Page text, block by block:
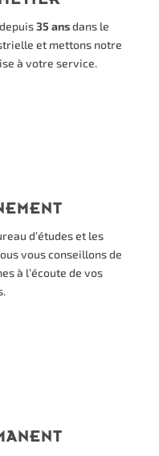
35 ansdans le
et mettons notre
à votre service.
d’études et les
vous conseillons de
à l’écoute de vos